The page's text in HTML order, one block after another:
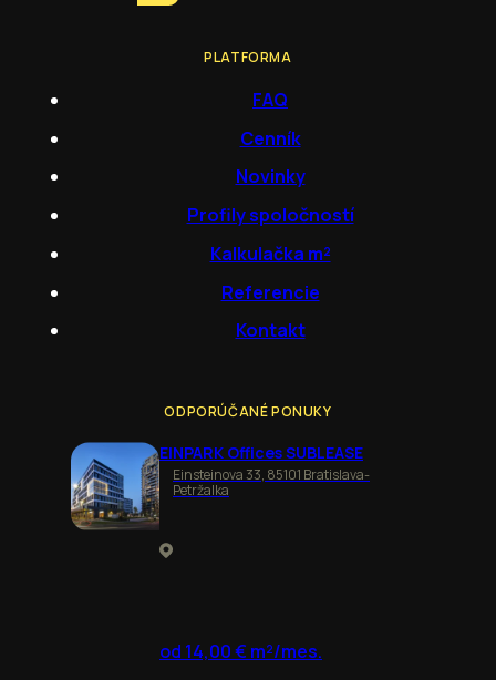
PLATFORMA
FAQ
Cenník
Novinky
Profily spoločností
Kalkulačka m²
Referencie
Kontakt
ODPORÚČANÉ PONUKY
EINPARK Offices SUBLEASE
Einsteinova 33, 85101 Bratislava-
Petržalka
od 14,00 € m²/mes.